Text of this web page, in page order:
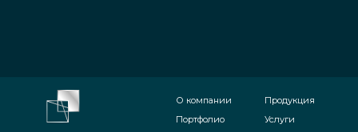
О компании
Портфолио
Продукция
Услуги